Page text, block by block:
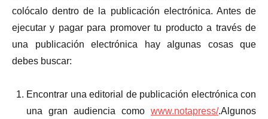
colócalo dentro de la publicación electrónica. Antes de
ejecutar y pagar para promover tu producto a través de
una publicación electrónica hay algunas cosas que
debes buscar:
Encontrar una editorial de publicación electrónica con
una gran audiencia como www.notapress/.Algunos